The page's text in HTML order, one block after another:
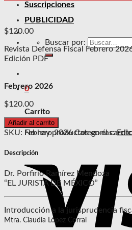
Suscripciones
PUBLICIDAD
Buscar por:
0
Carrito
No hay productos en el
$120.00
Revista Defensa Fiscal Febrero
Edición PDF
Febrero 2026
$120.00
Añadir al carrito
SKU: Febrero 2026 Categorías:
Descripción
Dr. Porfirio Ramírez Mendoza
“EL JURISTA DE MÉXICO”
Introducción a la jurisprudencia
Mtra. Claudia López Corral